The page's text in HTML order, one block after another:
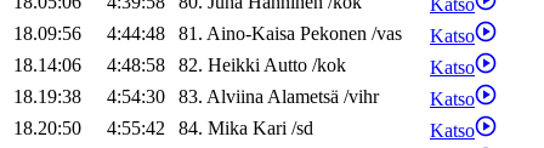
Katso
18.09:56
4:44:48 81. Aino-Kaisa Pekonen /vas
Katso
18.14:06
4:48:58 82. HeikkiAutto /kok
Katso
18.19:38
4:54:30 83. AlviinaAlametsä /vihr
Katso
18.20:50
4:55:42 84. Mika Kari /sd
Katso